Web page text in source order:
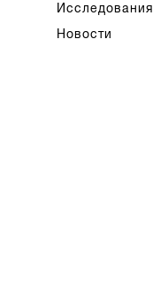
Исследования
Новости